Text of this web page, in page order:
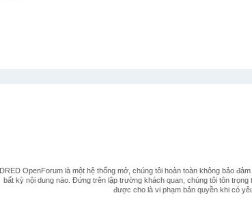
DRED OpenForum là một hệ thống mở, chúng tôi hoàn toàn không bảo
bất kỳ nội dung nào. Đứng trên lập trường khách quan, chúng tôi tôn
được cho là vi phạm bản quyền khi có